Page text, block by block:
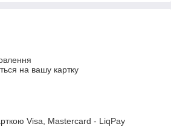
на вашу картку
Visa, Mastercard - LiqPay